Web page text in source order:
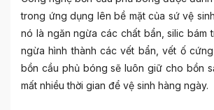
trong ứng dụng lên bề mặt của sứ vệ
nó là ngăn ngừa các chất bẩn, silic bám
ngừa hình thành các vết bẩn, vết ố
bồn cầu phủ bóng sẽ luôn giữ cho bồn
mất nhiều thời gian để vệ sinh hàng ngày.